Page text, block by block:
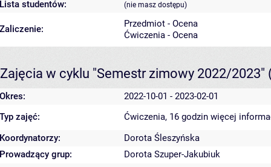
Lista studentów:
(nie masz dostępu)
Zaliczenie:
Przedmiot - Ocena
Ćwiczenia - Ocena
Zajęcia w cyklu "Semestr zimowy 2022/2023"
Okres:
2022-10-01 - 2023-02-01
Typ zajęć:
Ćwiczenia, 16 godzin więcej
Koordynatorzy:
Dorota Śleszyńska
Prowadzący grup:
Dorota Szuper-Jakubiuk